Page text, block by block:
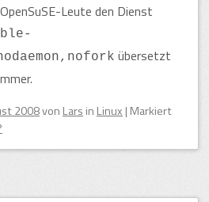
Leute den Dienst
übersetzt
2008von Lars in Linux | Markiert